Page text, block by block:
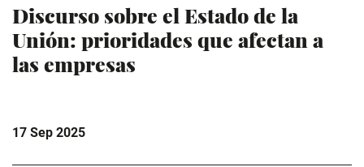
Discurso sobre el Estado de la
Unión: prioridades que afectan a
las empresas
17 Sep 2025